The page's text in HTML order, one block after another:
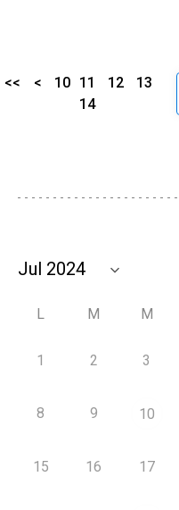
<< < 10 11 12
13
14
L M M
1 2 3
8 9 10
15 16 17